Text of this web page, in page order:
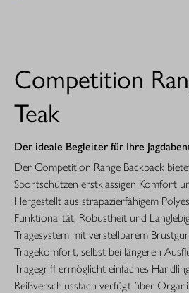
Competition
Teak
Der ideale Begleiter für Ihre
Der Competition Range Backpack
Sportschützen erstklassigen Komfort
Hergestellt aus strapazierfähigem
Funktionalität, Robustheit und
Tragesystem mit verstellbarem
Tragekomfort, selbst bei längeren
Tragegriff ermöglicht einfaches
Reißverschlussfach verfügt über